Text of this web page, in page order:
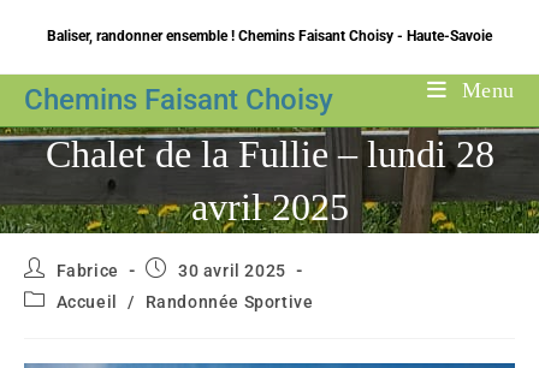
content
Baliser, randonner ensemble ! Chemins Faisant Choisy - Haute-Savoie
Chemins Faisant Choisy Menu
Chalet de la Fullie – lundi 28
avril 2025
Auteur/autrice
de
la
Fabrice
Publication
30 avril 2025
PostAccueil / Randonnée Sportive